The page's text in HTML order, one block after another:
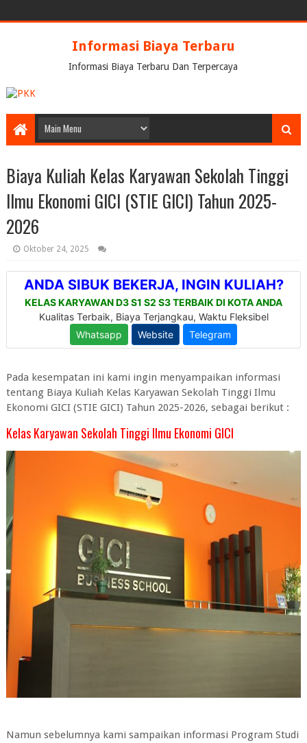
Informasi Biaya Terbaru
Informasi Biaya Terbaru Dan Terpercaya
Biaya Kuliah Kelas Karyawan Sekolah Tinggi
Ilmu Ekonomi GICI (STIE GICI) Tahun 2025-
2026
Oktober 24, 2025
Pada kesempatan ini kami ingin menyampaikan informasi
tentang Biaya Kuliah Kelas Karyawan Sekolah Tinggi Ilmu
Ekonomi GICI (STIE GICI) Tahun 2025-2026, sebagai berikut :
Kelas Karyawan Sekolah Tinggi Ilmu Ekonomi GICI
Namun sebelumnya kami sampaikan informasi Program Studi